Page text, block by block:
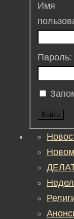
Имя
Пароль:
Войти